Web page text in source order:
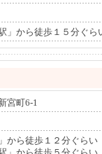
」から徒歩１５分ぐら
宮町6-1
から徒歩１２分ぐらい